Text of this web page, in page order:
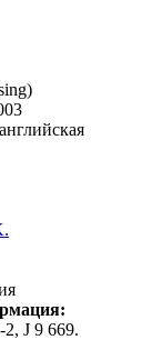
J 9 669.